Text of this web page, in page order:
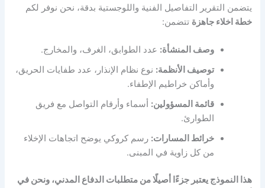
يتضمن التقرير التفاصيل الفنية واللوجستية بدقة، نحن نوفر لكم
خطة اخلاء جاهزة تتضمن:
وصف المنشأة: عدد الطوابق، الغرف، والمخارج.
توصيف الأنظمة: نوع نظام الإنذار، عدد طفايات الحريق،
وأماكن خراطيم الإطفاء.
قائمة المسؤولين: أسماء وأرقام التواصل مع فريق
الطوارئ.
خرائط المسارات: رسم كروكي يوضح اتجاهات الإخلاء
من كل زاوية في المبنى.
هذا النموذج يعتبر جزءًا أصيلًا من متطلبات الدفاع المدني، ونحن في